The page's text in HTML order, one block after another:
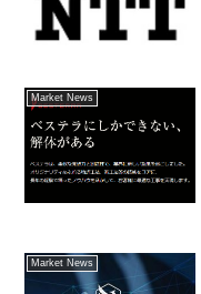
Market News
Market News